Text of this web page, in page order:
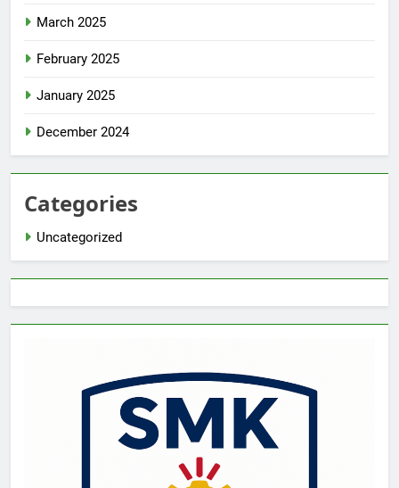
March 2025
February 2025
January 2025
December 2024
Categories
Uncategorized